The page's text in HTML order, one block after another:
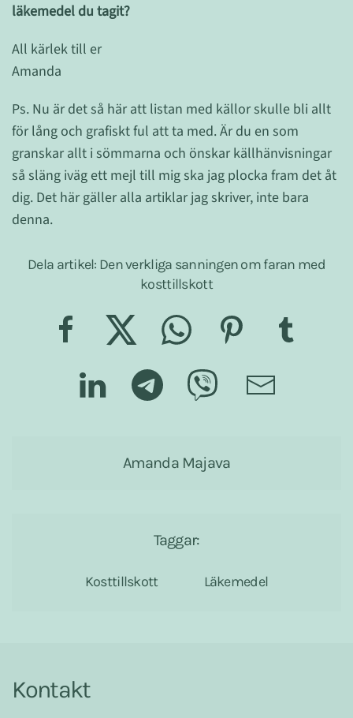
läkemedel du tagit?
All kärlek till er
Amanda
Ps. Nu är det så här att listan med källor skulle bli allt
för lång och grafiskt ful att ta med. Är du en som
granskar allt i sömmarna och önskar källhänvisningar
så släng iväg ett mejl till mig ska jag plocka fram det åt
dig. Det här gäller alla artiklar jag skriver, inte bara
denna.
Dela artikel: Den verkliga sanningen om faran med
kosttillskott
Amanda Majava
Taggar:
Kosttillskott Läkemedel
Kontakt